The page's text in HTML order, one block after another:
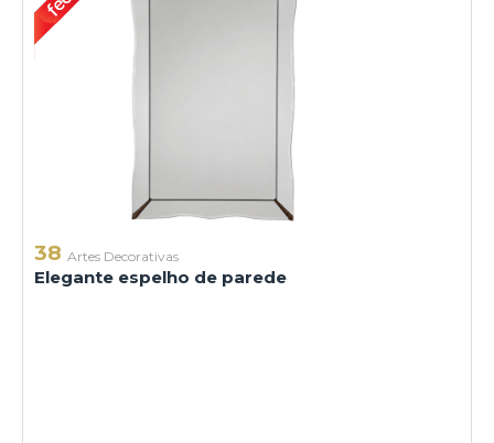
38 Artes Decorativas
Elegante espelho de parede